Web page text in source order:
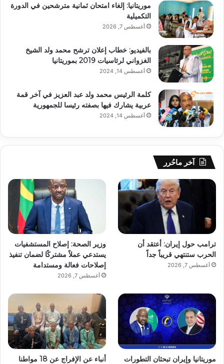
موريتانيا: إلغاء امتحان ثمانية مترشحين في الدورة
التكميلية
أغسطس 7, 2026
بالفيديو: خطاب إعلان ترشح محمد ولد الشيخ
الغزواني لرئاسيات 2019 بموريتانيا
أغسطس 14, 2024
كلمة الرئيس محمد ولد عبد العزيز في آخر قمة
عربية يشارك فيها بصفته رئيسا للجمهورية
أغسطس 14, 2024
آخر ماحُرر
ترامب حول إيران: أعتقد أن
الحرب ستنتهي قريباً جداً
أغسطس 7, 2026
وزير الصحة: إصلاح المستشفيات
يستدعي عملاً مشتركًا لضمان تنفيذ
إصلاحات فعالة ومستدامة
أغسطس 7, 2026
موريتانيا وإيران تبحثان التطورات
أنباء عن الإفراج عن 18 مواطنا